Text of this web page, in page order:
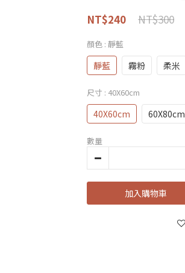
NT$300
NT$240
顏色 : 靜藍
靜藍 霧粉 柔米
尺寸 : 40X60cm
40X60cm 60X80cm
數量
加入購物車